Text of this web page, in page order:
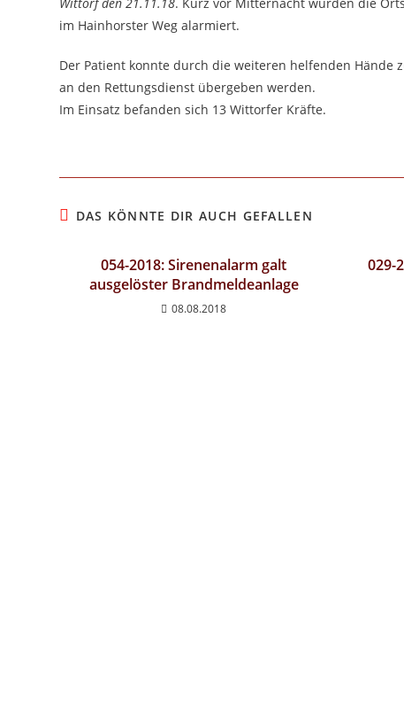
im Hainhorster Weg alarmiert.
Der Patient konnte durch die weiteren helfenden Hände
an den Rettungsdienst übergeben werden.
Im Einsatz befanden sich 13 Wittorfer Kräfte.
DAS KÖNNTE DIR AUCH GEFALLEN
054-2018: Sirenenalarm galt
ausgelöster Brandmeldeanlage
08.08.2018
029-